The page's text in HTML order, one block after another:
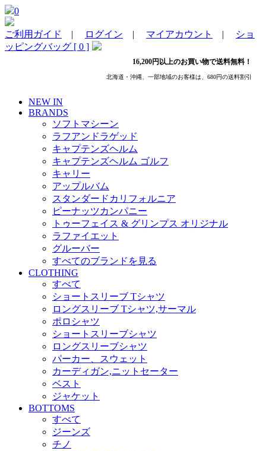
0
ご利用ガイド | ログイン | マイアカウント |
ショ
ッピングバッグ [ 0 ]
16,200円以上のお買い物で送料無料！
北海道・沖縄、一部地域のお客様は、680円の送料割引
NEW IN
BRANDS
ソフトマシーン
ラフアンドラゲッド
キャプテンズヘルム
キャプテンズヘルム ゴルフ
キャリー
アップルバム
スタンダードカリフォルニア
ピーナッツカンパニー
トゥーフェイス & グリンプス オリジナル
ラファイエット
グルーバー
すべてのブランドを見る
CLOTHING
すべて
ショートスリーブ Tシャツ
ロングスリーブ Tシャツ,サーマル
ポロシャツ
ショートスリーブシャツ
ロングスリーブシャツ
パーカー、スウェット
カーディガン,ニットセーター
ベスト
ジャケット
BOTTOMS
すべて
ジーンズ
チノ